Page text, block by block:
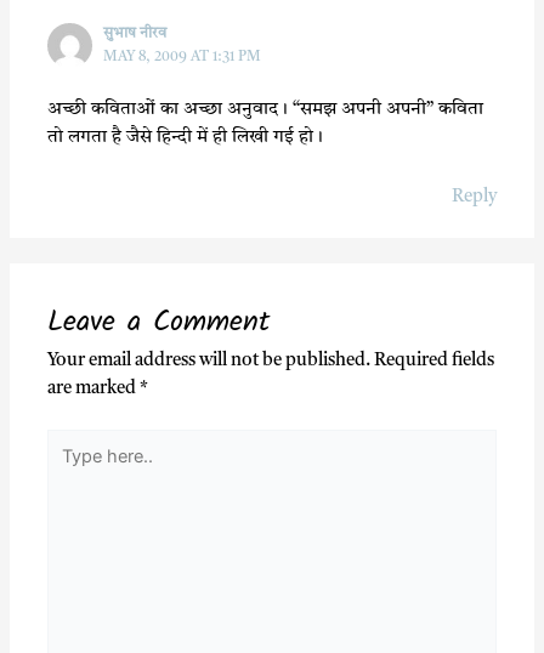
सुभाष नीरव
MAY 8, 2009 AT 1:31 PM
अच्छी कविताओं का अच्छा अनुवाद। “समझ अपनी अपनी” कविता
तो लगता है जैसे हिन्दी में ही लिखी गई हो।
Reply
Leave a Comment
Your email address will not be published. Required fields
are marked*